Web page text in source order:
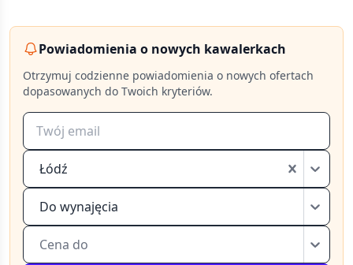
Powiadomienia o nowych kawalerkach
Otrzymuj codzienne powiadomienia o nowych ofertach
dopasowanych do Twoich kryteriów.
Łódź
Do wynajęcia
Cena do